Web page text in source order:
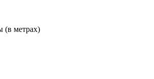
(в метрах)